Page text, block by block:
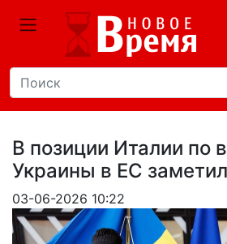
В позиции Италии по
Украины в ЕС
03-06-2026 10:22